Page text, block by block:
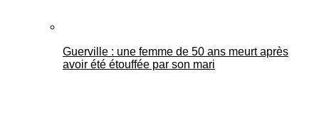
Guerville : une femme de 50 ans meurt après
avoir été étouffée par son mari